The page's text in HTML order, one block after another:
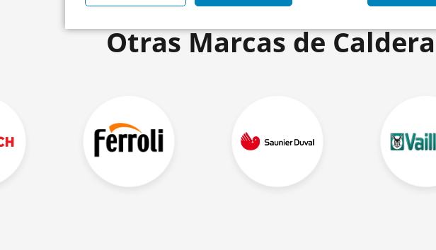
Otras Marcas de